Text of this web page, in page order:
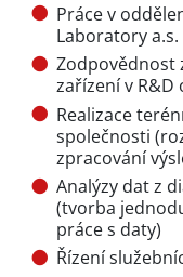
Práce v
Laboratory a.s.
Zodpovědnost
zařízení v R&D
Realizace
společnosti
zpracování
Analýzy dat z
(tvorba
práce s daty)
Řízení